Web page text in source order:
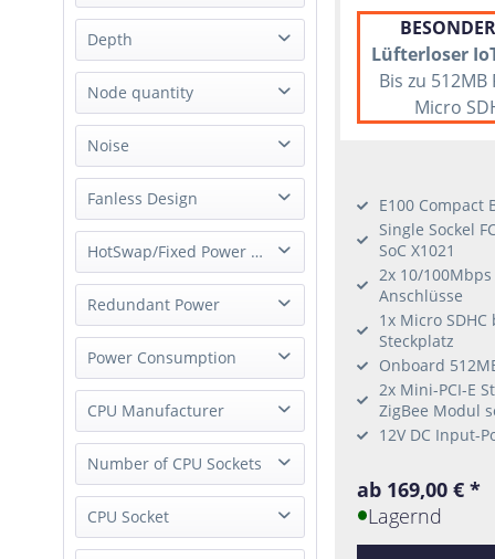
Synology
NAS
Mobile
Mini Tower
Mid Tower
Tower
Box PC
Desktop
Single Board Computer
1U
10U
1.5U
2U
3U
3.5U
4U
5U
not applicable
Depth
Short
Node quantity
1 Node
2 Node
3 Node
4 Node
8 Node
12 Node
Noise
whisper quiet
Fanless Design
fanless HotSwap/Fixed Power Supply
External Power Supply
Fixed Power Supply
Hot-Swap Power Supply
Redundant Power
Single Power
Redundant Power
Power Consumption
Low-Power
CPU Manufacturer
AMD
ARM
Intel
Number of CPU Sockets
1 Socket
2 Socket
CPU Socket
Lüfterloser
Bis zu 512MB
Micro
E100 Compact
Single Sockel
SoC X1021
2x 10/100Mbps
Anschlüsse
1x Micro
Steckplatz
Onboard
2x Mini-PCI-E
ZigBee Modul
12V DC Input-
ab 169,00 € *
Lagernd